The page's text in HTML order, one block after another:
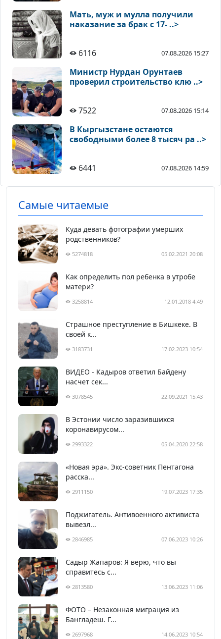
Мать, муж и мулла получили
наказание за брак с 17- ..>
6116 07.08.2026 15:27
Министр Нурдан Орунтаев
проверил строительство клю ..>
7522 07.08.2026 15:14
В Кыргызстане остаются
свободными более 8 тысяч ра ..>
6441 07.08.2026 14:59
Самые читаемые
Куда девать фотографии умерших
родственников?
5274818 05.02.2021 20:08
Как определить пол ребенка в утробе
матери?
3258814 12.01.2018 4:49
Страшное преступление в Бишкеке. В
своей к...
3183731 17.02.2023 10:54
ВИДЕО - Кадыров ответил Байдену
насчет сек...
3078545 22.09.2021 15:43
В Эстонии число заразившихся
коронавирусом...
2993322 05.04.2020 22:58
«Новая эра». Экс-советник Пентагона
расска...
2911150 19.07.2023 17:35
Поджигатель. Антивоенного активиста
вывезл...
2846985 07.06.2023 10:26
Садыр Жапаров: Я верю, что вы
справитесь с...
2813580 13.06.2023 11:06
ФОТО – Незаконная миграция из
Бангладеш. Г...
2697968 14.06.2023 10:54